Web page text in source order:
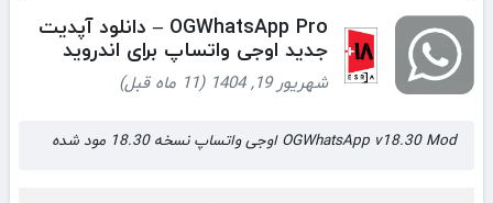
OGWhatsApp Pro – دانلود آپدیت
جدید اوجی واتساپ برای اندروید
شهریور 19, 1404 (11 ماه قبل)
OGWhatsApp v18.30 Mod اوجی واتساپ نسخه 18.30 مود شده